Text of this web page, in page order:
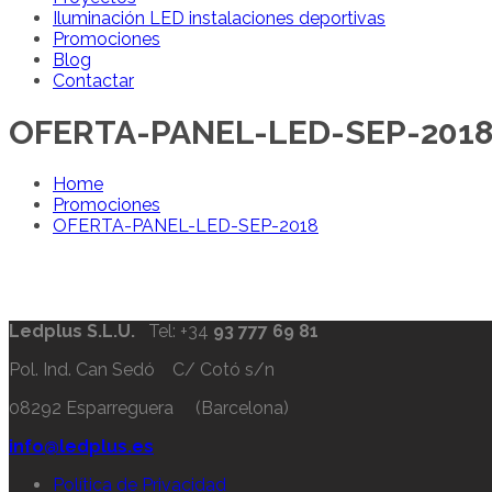
Iluminación LED instalaciones deportivas
Promociones
Blog
Contactar
OFERTA-PANEL-LED-SEP-2018
Home
Promociones
OFERTA-PANEL-LED-SEP-2018
Ledplus S.L.U. Tel: +34 93 777 69 81
Pol. Ind. Can Sedó C/ Cotó s/n
08292 Esparreguera (Barcelona)
info@ledplus.es
Política de Privacidad